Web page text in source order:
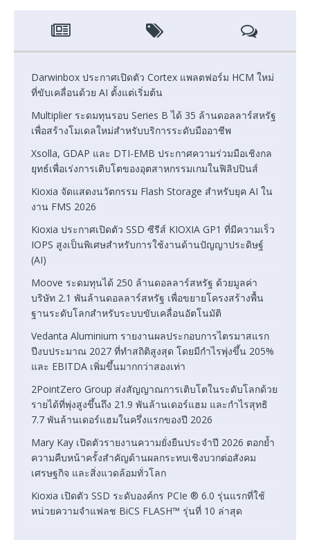
Darwinbox ประกาศเปิดตัว Cortex แพลตฟอร์ม HCM ใหม่
ที่ขับเคลื่อนด้วย AI ตั้งแต่เริ่มต้น
Multiplier ระดมทุนรอบ Series B ได้ 35 ล้านดอลลาร์สหรัฐ
เพื่อสร้างโมเดลใหม่สำหรับบริการระดับมืออาชีพ
Xsolla, GDAP และ DTI-EMB ประกาศความร่วมมือเชิงกล
ยุทธ์เพื่อเร่งการเติบโตของอุตสาหกรรมเกมในฟิลิปปินส์
Kioxia จัดแสดงนวัตกรรม Flash Storage สำหรับยุค AI ใน
งาน FMS 2026
Kioxia ประกาศเปิดตัว SSD ซีรีส์ KIOXIA GP1 ที่มีความเร็ว
IOPS สูงเป็นพิเศษสำหรับการใช้งานด้านปัญญาประดิษฐ์
(AI)
Moove ระดมทุนได้ 250 ล้านดอลลาร์สหรัฐ ด้วยมูลค่า
บริษัท 2.1 พันล้านดอลลาร์สหรัฐ เพื่อขยายโครงสร้างพื้น
ฐานระดับโลกสำหรับระบบขับเคลื่อนอัตโนมัติ
Vedanta Aluminium รายงานผลประกอบการไตรมาสแรก
ปีงบประมาณ 2027 ที่ทำสถิติสูงสุด โดยมีกำไรพุ่งขึ้น 205%
และ EBITDA เพิ่มขึ้นมากกว่าสองเท่า
2PointZero Group ส่งสัญญาณการเติบโตในระดับโลกด้วย
รายได้ที่พุ่งสูงขึ้นถึง 21.9 พันล้านเดอร์แฮม และกำไรสุทธิ
7.7 พันล้านเดอร์แฮมในครึ่งแรกของปี 2026
Mary Kay เปิดตัวรายงานความยั่งยืนประจำปี 2026 ตอกย้ำ
ความคืบหน้าครั้งสำคัญด้านผลกระทบเชิงบวกต่อสังคม
เศรษฐกิจ และสิ่งแวดล้อมทั่วโลก
Kioxia เปิดตัว SSD ระดับองค์กร PCIe ® 6.0 รุ่นแรกที่ใช้
หน่วยความจำแฟลช BiCS FLASH™ รุ่นที่ 10 ล่าสุด